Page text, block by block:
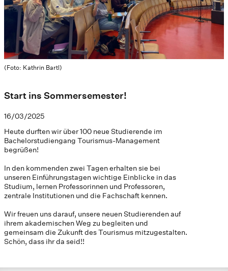
(Foto: Kathrin Bartl)
Start ins Sommersemester!
16/03/2025
Heute durften wir über 100 neue Studierende im
Bachelorstudiengang Tourismus-Management
begrüßen!
In den kommenden zwei Tagen erhalten sie bei
unseren Einführungstagen wichtige Einblicke in das
Studium, lernen Professorinnen und Professoren,
zentrale Institutionen und die Fachschaft kennen.
Wir freuen uns darauf, unsere neuen Studierenden auf
ihrem akademischen Weg zu begleiten und
gemeinsam die Zukunft des Tourismus mitzugestalten.
Schön, dass ihr da seid!!